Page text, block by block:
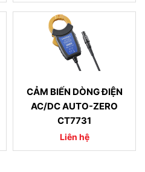
CẢM BIẾN DÒNG ĐIỆN
AC/DC AUTO-ZERO
CT7731
Liên hệ